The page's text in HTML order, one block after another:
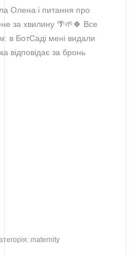
Олена і питання про
за хвилину 🌴🌱🍀 Все
в БотСаді мені видали
відповідає за бронь
maternity